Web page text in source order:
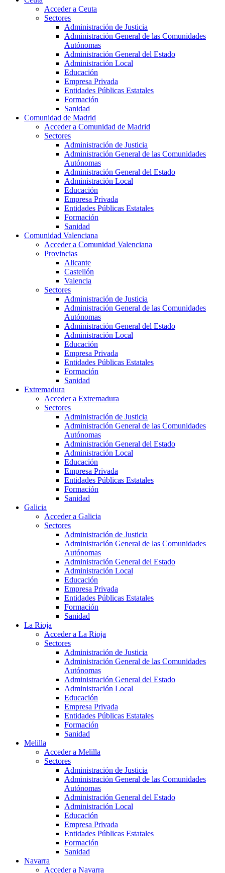
Acceder a Ceuta
Sectores
Administración de Justicia
Administración General de las Comunidades
Autónomas
Administración General del Estado
Administración Local
Educación
Empresa Privada
Entidades Públicas Estatales
Formación
Sanidad
Comunidad de Madrid
Acceder a Comunidad de Madrid
Sectores
Administración de Justicia
Administración General de las Comunidades
Autónomas
Administración General del Estado
Administración Local
Educación
Empresa Privada
Entidades Públicas Estatales
Formación
Sanidad
Comunidad Valenciana
Acceder a Comunidad Valenciana
Provincias
Alicante
Castellón
Valencia
Sectores
Administración de Justicia
Administración General de las Comunidades
Autónomas
Administración General del Estado
Administración Local
Educación
Empresa Privada
Entidades Públicas Estatales
Formación
Sanidad
Extremadura
Acceder a Extremadura
Sectores
Administración de Justicia
Administración General de las Comunidades
Autónomas
Administración General del Estado
Administración Local
Educación
Empresa Privada
Entidades Públicas Estatales
Formación
Sanidad
Galicia
Acceder a Galicia
Sectores
Administración de Justicia
Administración General de las Comunidades
Autónomas
Administración General del Estado
Administración Local
Educación
Empresa Privada
Entidades Públicas Estatales
Formación
Sanidad
La Rioja
Acceder a La Rioja
Sectores
Administración de Justicia
Administración General de las Comunidades
Autónomas
Administración General del Estado
Administración Local
Educación
Empresa Privada
Entidades Públicas Estatales
Formación
Sanidad
Melilla
Acceder a Melilla
Sectores
Administración de Justicia
Administración General de las Comunidades
Autónomas
Administración General del Estado
Administración Local
Educación
Empresa Privada
Entidades Públicas Estatales
Formación
Sanidad
Navarra
Acceder a Navarra